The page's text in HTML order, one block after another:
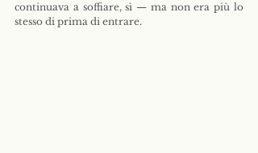
continuava a soffiare, sì — ma non era più lo
stesso di prima di entrare.